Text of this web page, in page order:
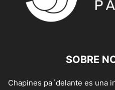
SOBRE
Chapines pa´delante es una